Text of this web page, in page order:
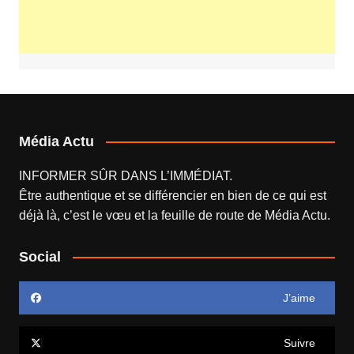
Média Actu
INFORMER SÛR DANS L’IMMÉDIAT.
Être authentique et se différencier en bien de ce qui est
déjà là, c’est le vœu et la feuille de route de Média Actu.
Social
J’aime
Suivre